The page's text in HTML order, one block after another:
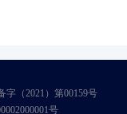
（2021）第00159号
号